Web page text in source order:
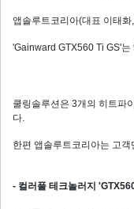
앱솔루트코리아(대표 이태
'Gainward GTX560 Ti GS'
쿨링솔루션은 3개의 히트파
다.
한편 앱솔루트코리아는 고
- 컬러풀 테크놀러지